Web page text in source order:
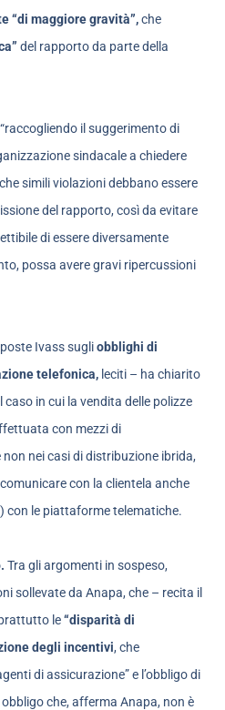
“di maggiore gravità”,che
del rapporto da parte della
il suggerimento di
sindacale a chiedere
simili violazioni debbano essere
del rapporto, così da evitare
di essere diversamente
possa avere gravi ripercussioni
Ivass sugliobblighi di
telefonica, leciti – ha chiarito
caso in cui la vendita delle polizze
con mezzi di
nei casi di distribuzione ibrida,
con la clientela anche
con le piattaforme telematiche.
Tra gli argomenti in sospeso,
sollevate da Anapa, che – recita il
le“disparità di
degli incentivi, che
di assicurazione” e l’obbligo di
obbligo che, afferma Anapa, non è